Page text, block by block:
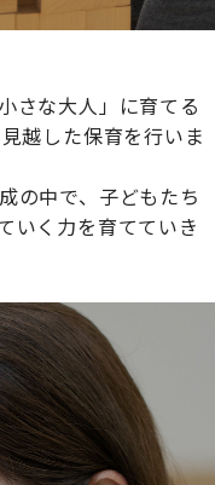
女性が安心して働き
り、厚生労働省の
さな大人」に育てる
越した保育を行いま
の中で、子どもたち
いく力を育てていき